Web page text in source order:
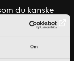
Om
du kanske
bastu
resten av